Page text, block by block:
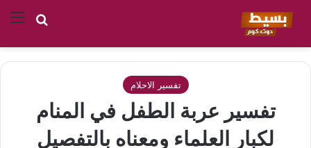
بحث
تفسير الاحلام
تفسير عربة الطفل في المنام
لكبار العلماء ومعناه بالتفصيل